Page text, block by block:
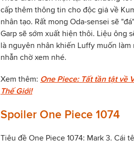
cấp thêm thông tin cho độc giả về
nhân tạo. Rất mong Oda-sensei sẽ
Garp sẽ sớm xuất hiện thôi. Liệu ông
là nguyên nhân khiến Luffy muốn
nhẫn chờ xem nhé.
Xem thêm: One Piece: Tất tần tật về
Thế Giới!
Spoiler One Piece 1074
Tiêu đề One Piece 1074: Mark 3. Cái